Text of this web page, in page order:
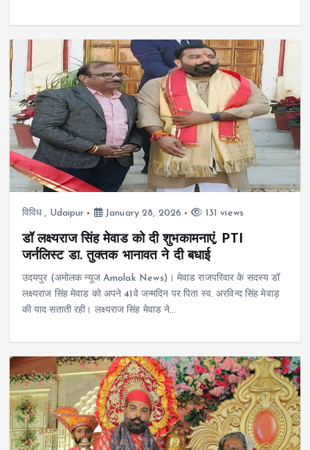
विविध, Udaipur January 28, 2026 131 views
डॉ लक्ष्यराज सिंह मेवाड को दी शुभकामनाएं, PTI
जर्नलिस्ट डा. तुक्तक भानावत ने दी बधाई
उदयपुर (अमोलक न्यूज Amolak News)। मेवाड राजपरिवार के सदस्य डॉ
लक्ष्यराज सिंह मेवाड को अपने 41वे जन्मदिन पर पिता स्व. अरविन्द सिंह मेवाड़
की याद सताती रही। लक्ष्यराज सिंह मेवाड ने…